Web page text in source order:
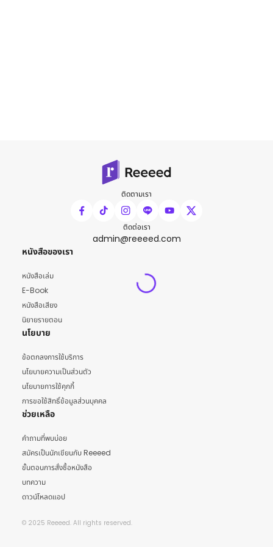
ติดตามเรา
ติดต่อเรา
admin@reeeed.com
หนังสือของเรา
หนังสือเล่ม
E-Book
หนังสือเสียง
นิยายรายตอน
นโยบาย
ข้อตกลงการใช้บริการ
นโยบายความเป็นส่วนตัว
นโยบายการใช้คุกกี้
การขอใช้สิทธิ์ข้อมูลส่วนบุคคล
ช่วยเหลือ
คำถามที่พบบ่อย
สมัครเป็นนักเขียนกับ Reeeed
ขั้นตอนการสั่งซื้อหนังสือ
บทความ
ดาวน์โหลดแอป
© 2025 Reeeed. All rights reserved.